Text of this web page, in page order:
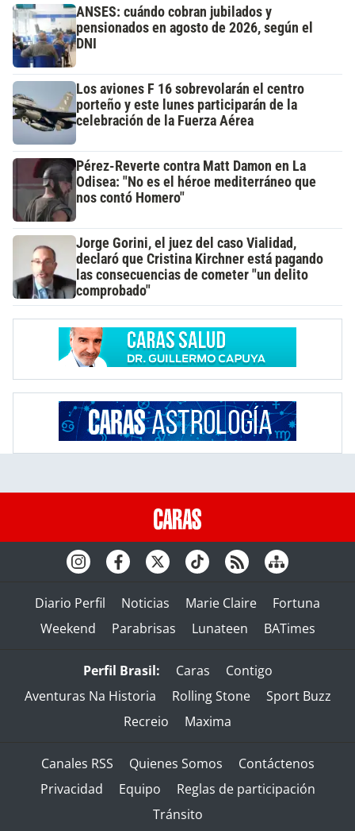
ANSES: cuándo cobran jubilados y
pensionados en agosto de 2026, según el
DNI
Los aviones F 16 sobrevolarán el centro
porteño y este lunes participarán de la
celebración de la Fuerza Aérea
Pérez-Reverte contra Matt Damon en La
Odisea: "No es el héroe mediterráneo que
nos contó Homero"
Jorge Gorini, el juez del caso Vialidad,
declaró que Cristina Kirchner está pagando
las consecuencias de cometer "un delito
comprobado"
Diario Perfil Noticias Marie Claire
Fortuna
Weekend
Parabrisas Lunateen BATimes
Perfil Brasil: Caras
Contigo
Aventuras Na Historia
Rolling Stone
Sport Buzz
Recreio
Maxima
Canales RSS Quienes Somos
Contáctenos
Privacidad
Equipo
Reglas de participación
Tránsito